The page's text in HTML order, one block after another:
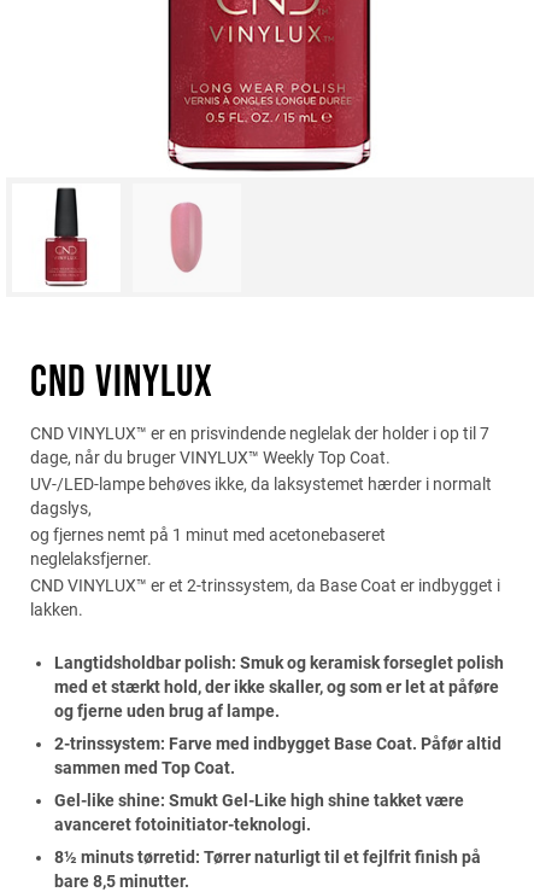
CND VINYLUX
CND VINYLUX™ er en prisvindende neglelak der holder i op til 7
dage, når du bruger VINYLUX™ Weekly Top Coat.
UV-/LED-lampe behøves ikke, da laksystemet hærder i normalt
dagslys,
og fjernes nemt på 1 minut med acetonebaseret
neglelaksfjerner.
CND VINYLUX™ er et 2-trinssystem, da Base Coat er indbygget i
lakken.
Langtidsholdbar polish: Smuk og keramisk forseglet polish
med et stærkt hold, der ikke skaller, og som er let at påføre
og fjerne uden brug af lampe.
2-trinssystem: Farve med indbygget Base Coat. Påfør altid
sammen med Top Coat.
Gel-like shine: Smukt Gel-Like high shine takket være
avanceret fotoinitiator-teknologi.
8½ minuts tørretid: Tørrer naturligt til et fejlfrit finish på
bare 8,5 minutter.